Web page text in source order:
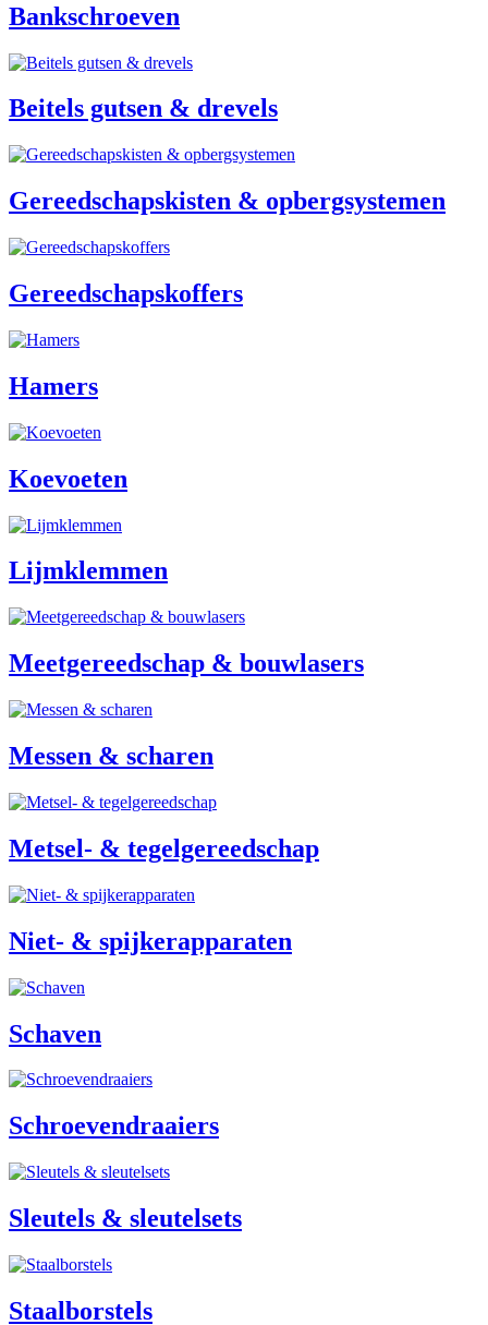
Bankschroeven
Beitels gutsen & drevels
Gereedschapskisten & opbergsystemen
Gereedschapskoffers
Hamers
Koevoeten
Lijmklemmen
Meetgereedschap & bouwlasers
Messen & scharen
Metsel- & tegelgereedschap
Niet- & spijkerapparaten
Schaven
Schroevendraaiers
Sleutels & sleutelsets
Staalborstels